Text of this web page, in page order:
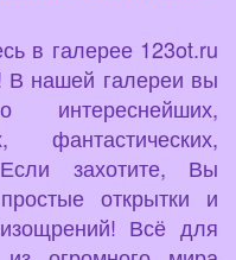
в галерее 123ot.ru
В нашей галереи вы
фантастических,
Если захотите, Вы
открытки и
Всё для